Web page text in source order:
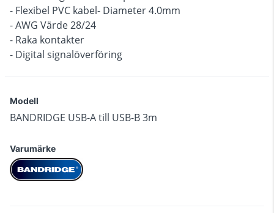
- Flexibel PVC kabel- Diameter 4.0mm
- AWG Värde 28/24
- Raka kontakter
- Digital signalöverföring
Modell
BANDRIDGE USB-A till USB-B 3m
Varumärke